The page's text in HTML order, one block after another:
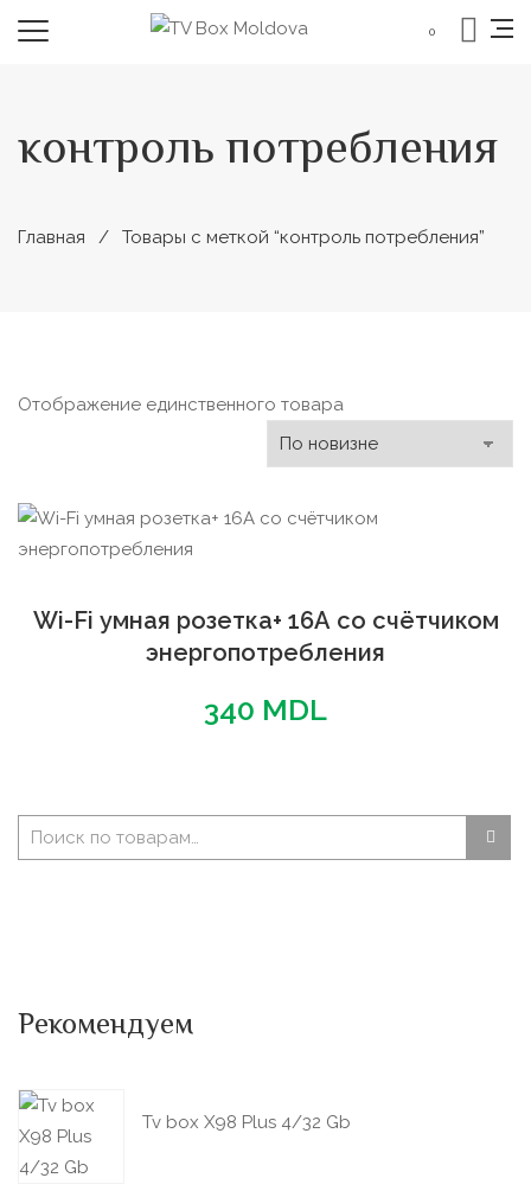
0
контроль потребления
Главная Товары с меткой “контроль потребления”
Отображение единственного товара
Wi-Fi умная розетка+ 16А со счётчиком
энергопотребления
340 MDL
Рекомендуем
Tv box X98 Plus 4/32 Gb